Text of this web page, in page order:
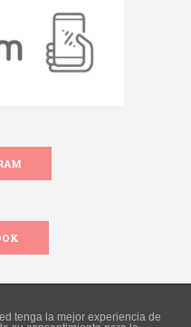
tenga la mejor experiencia de